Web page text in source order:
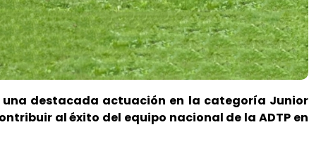
una destacada actuación en la categoría Junior
al éxito del equipo nacional de la ADTP en